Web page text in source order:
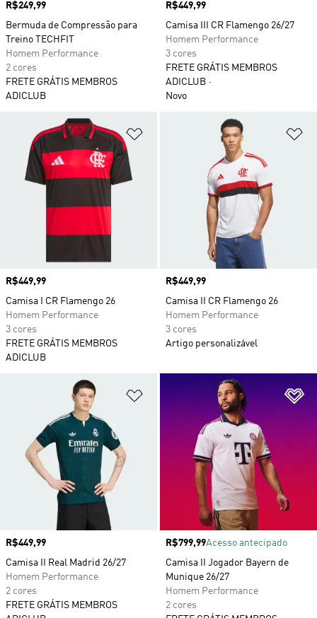
Preço
R$249,99
Bermuda de Compressão para
Treino TECHFIT
Homem Performance
2 cores
FRETE GRÁTIS MEMBROS
ADICLUB
Preço
R$449,99
Camisa III CR Flamengo 26/27
Homem Performance
3 cores
FRETE GRÁTIS MEMBROS
ADICLUB
Novo
Adicionar à Lista de Desejos
Preço
R$449,99
Camisa I CR Flamengo 26
Homem Performance
3 cores
FRETE GRÁTIS MEMBROS
ADICLUB
Preço
R$449,99
Camisa II CR Flamengo 26
Homem Performance
3 cores
Artigo personalizável
Adicionar à Lista de Desejos
Preço
R$449,99
Camisa II Real Madrid 26/27
Homem Performance
2 cores
FRETE GRÁTIS MEMBROS
Preço
R$799,99Acesso antecipado
Camisa II Jogador Bayern de
Munique 26/27
Homem Performance
2 cores